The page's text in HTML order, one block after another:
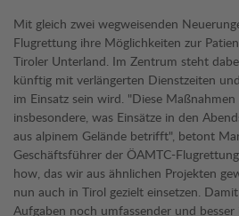
Mit gleich zwei wegweisenden
Flugrettung ihre Möglichkeiten zur
Tiroler Unterland. Im Zentrum steht
künftig mit verlängerten Dienstzeiten
im Einsatz sein wird. "Diese
insbesondere, was Einsätze in den
aus alpinem Gelände betrifft", betont
Geschäftsführer der ÖAMTC-
how, das wir aus ähnlichen Projekten
nun auch in Tirol gezielt einsetzen.
Aufgaben noch umfassender und besser